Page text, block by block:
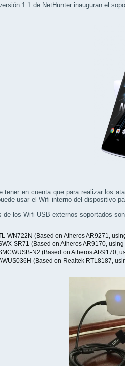
1.1 de NetHunter inauguran el
tener en cuenta que para realizar los
usar el Wifi interno del dispositivo
de los Wifi USB externos soportados
WN722N (Based on Atheros AR9271,
SR71 (Based on Atheros AR9170, using
N2 (Based on Atheros AR9170,
(Based on Realtek RTL8187,